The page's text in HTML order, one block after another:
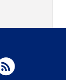
R